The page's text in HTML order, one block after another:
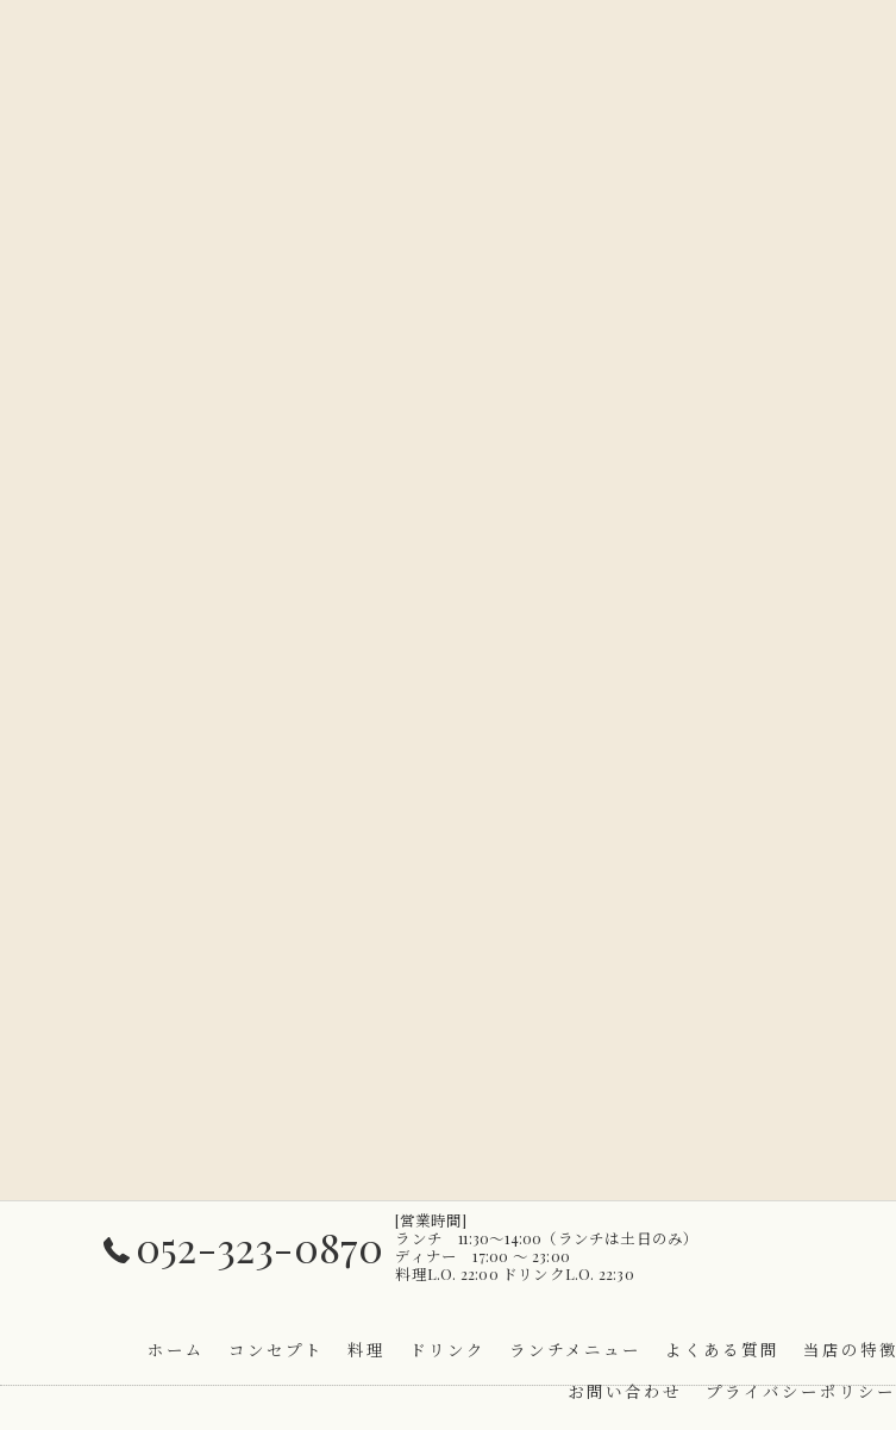
052-323-0870
[営業時間]
ランチ 11:30～14:00（ランチは土日のみ）
ディナー 17:00 〜 23:00
料理L.O. 22:00 ドリンクL.O. 22:30
ホーム コンセプト 料理 ドリンク ランチメニュー よくある質問 当店の特徴
お問い合わせ
プライバシーポリシー